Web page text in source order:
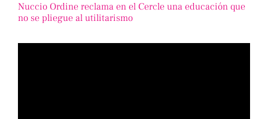
Nuccio Ordine reclama en el Cercle una educación que
no se pliegue al utilitarismo